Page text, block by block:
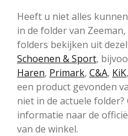
Heeft u niet alles
in de folder van
folders bekijken uit
Schoenen & Sport,
Haren, Primark, C&A, KiK,
een product gevonden
niet in de actuele
informatie naar de
van de winkel.